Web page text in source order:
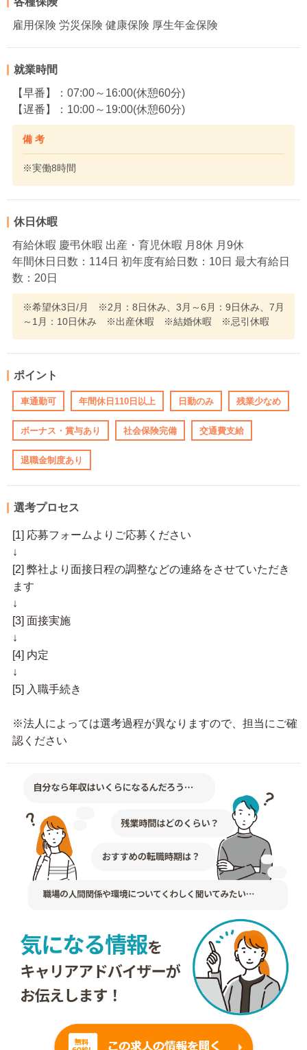
雇用保険 労災保険 健康保険 厚生年金保険
就業時間
【早番】：07:00～16:00(休憩60分)
【遅番】：10:00～19:00(休憩60分)
備 考
※実働8時間
休日休暇
有給休暇 慶弔休暇 出産・育児休暇 月8休 月9休
年間休日日数：114日 初年度有給日数：10日 最大有給日
数：20日
※希望休3日/月 ※2月：8日休み、3月～6月：9日休み、7月
～1月：10日休み ※出産休暇 ※結婚休暇 ※忌引休暇
ポイント
車通勤可 年間休日110日以上 日勤のみ 残業少なめ
ボーナス・賞与あり 社会保険完備 交通費支給
退職金制度あり
選考プロセス
[1] 応募フォームよりご応募ください
↓
[2] 弊社より面接日程の調整などの連絡をさせていただき
ます
↓
[3] 面接実施
↓
[4] 内定
↓
[5] 入職手続き
※法人によっては選考過程が異なりますので、担当にご確
認ください